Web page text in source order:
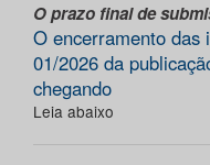
O prazo final de
O encerramento das
01/2026 da
chegando
Leia abaixo